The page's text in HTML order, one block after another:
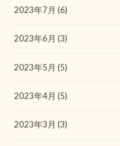
2023年7月 (6)
2023年6月 (3)
2023年5月 (5)
2023年4月 (5)
2023年3月 (3)